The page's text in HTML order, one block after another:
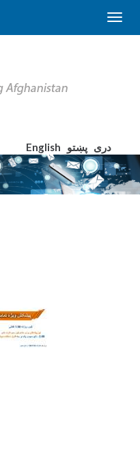
English دری پښتو